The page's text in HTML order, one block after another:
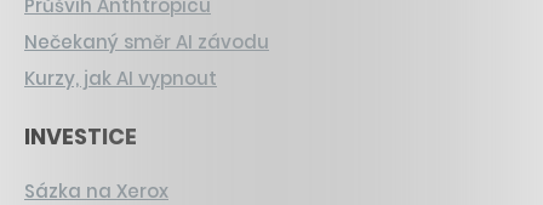
Nečekaný směr AI závodu
Kurzy, jak AI vypnout
INVESTICE
Sázka na Xerox